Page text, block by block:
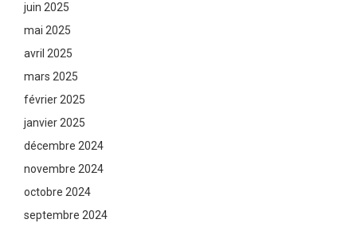
juin 2025
mai 2025
avril 2025
mars 2025
février 2025
janvier 2025
décembre 2024
novembre 2024
octobre 2024
septembre 2024